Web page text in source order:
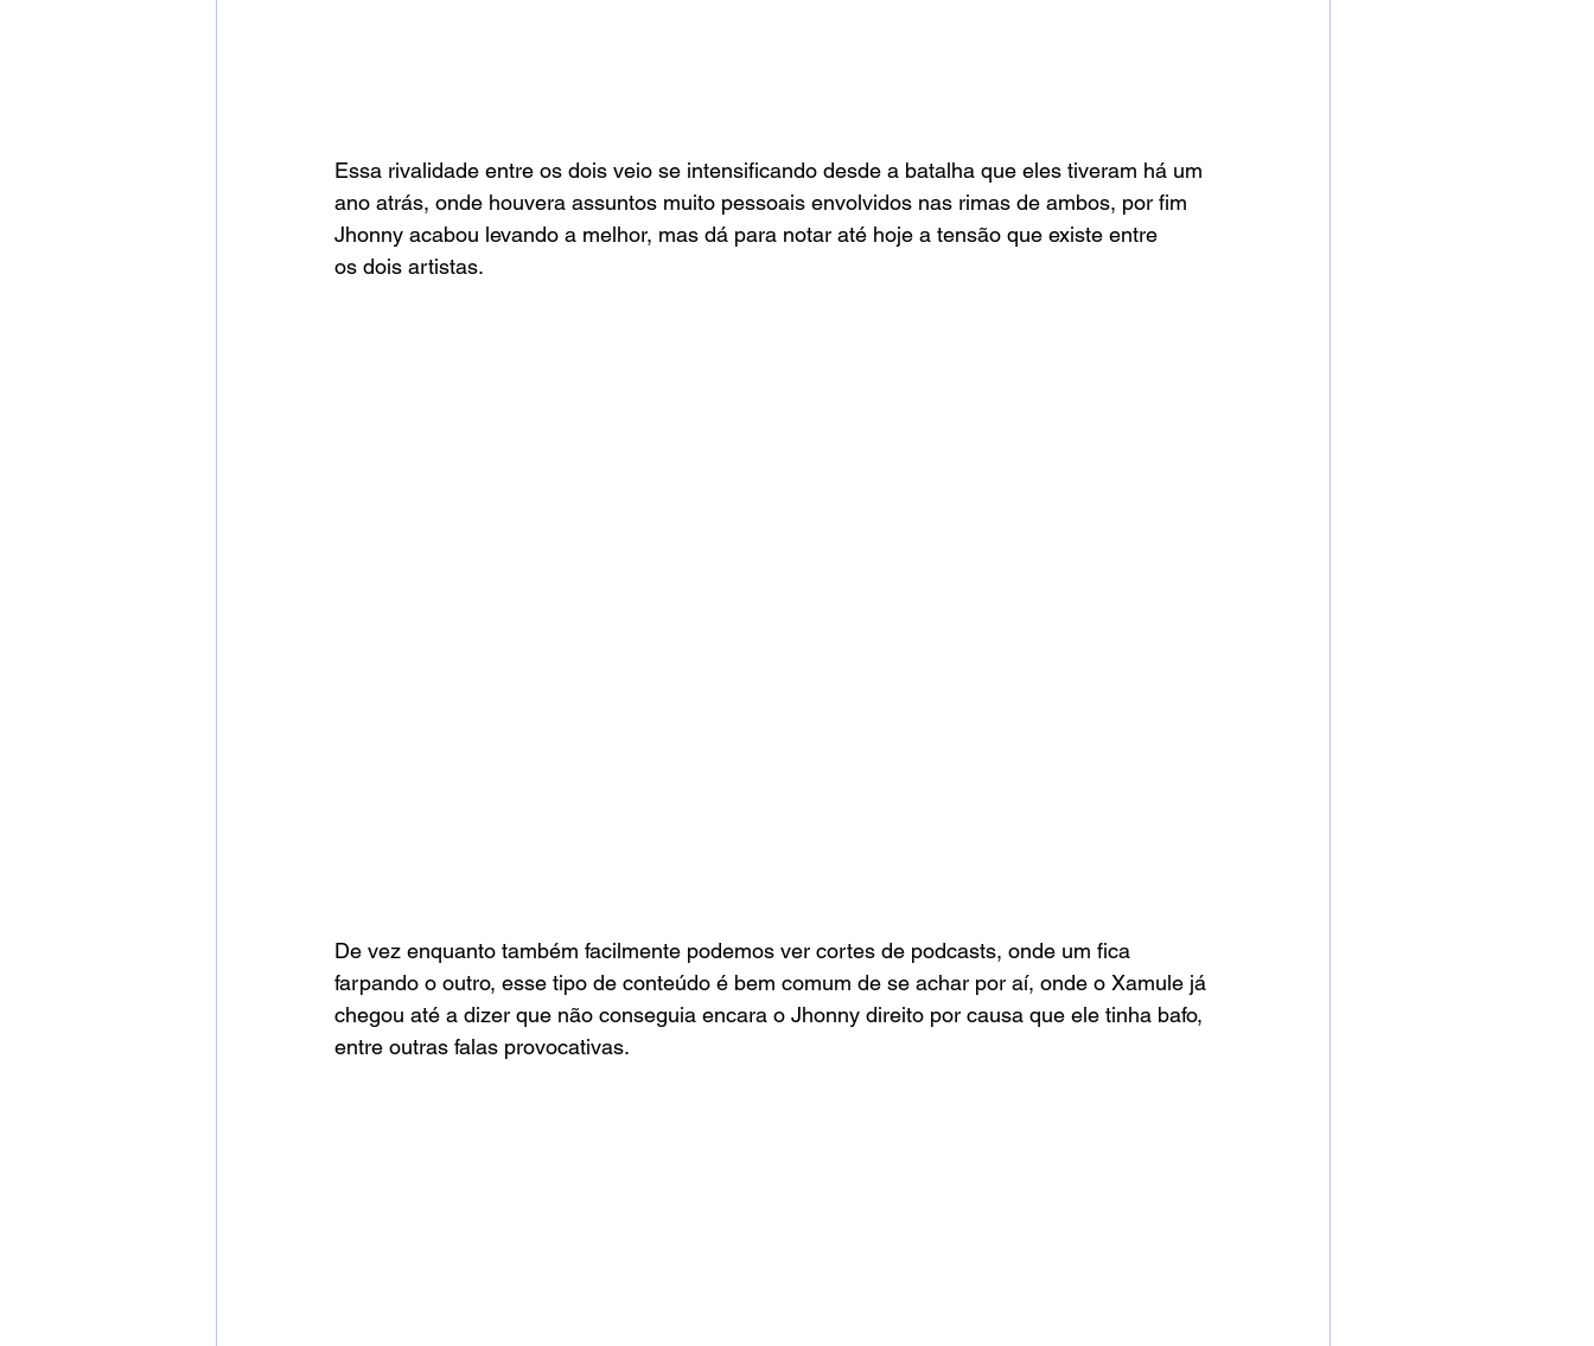
Essa rivalidade entre os dois veio se intensificando desde a batalha que eles tiveram há um
ano atrás, onde houvera assuntos muito pessoais envolvidos nas rimas de ambos, por fim
Jhonny acabou levando a melhor, mas dá para notar até hoje a tensão que existe entre
os dois artistas.
De vez enquanto também facilmente podemos ver cortes de podcasts, onde um fica
farpando o outro, esse tipo de conteúdo é bem comum de se achar por aí, onde o Xamule já
chegou até a dizer que não conseguia encara o Jhonny direito por causa que ele tinha bafo,
entre outras falas provocativas.